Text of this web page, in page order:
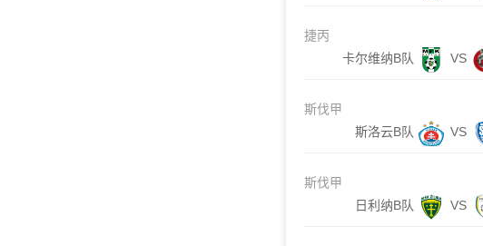
捷丙
卡尔维纳B队
VS
斯伐甲
斯洛云B队
VS
斯伐甲
日利纳B队
VS